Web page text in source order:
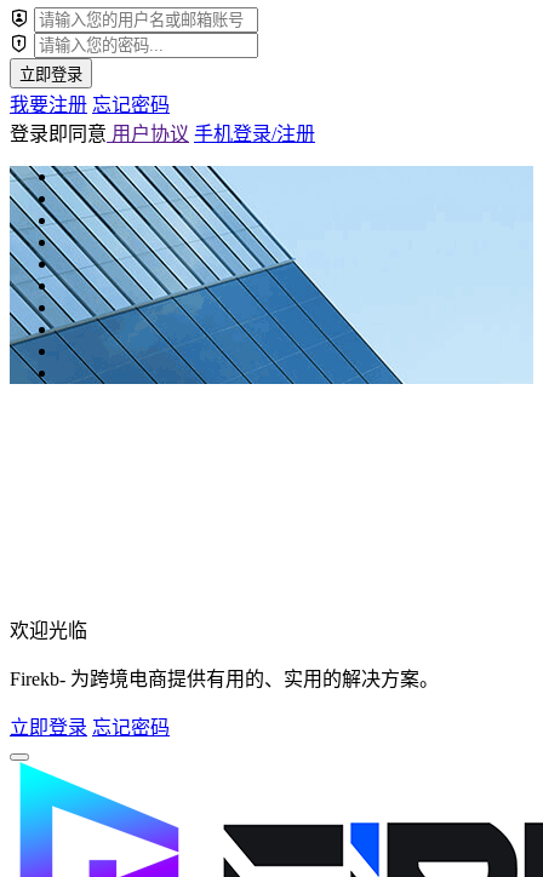
立即登录
我要注册 忘记密码
登录即同意 用户协议 手机登录/注册
欢迎光临
Firekb- 为跨境电商提供有用的、实用的解决方案。
立即登录 忘记密码